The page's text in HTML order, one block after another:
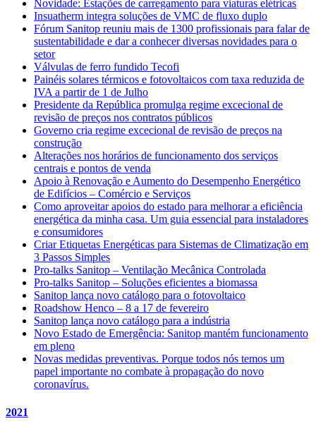
Novidade: Estações de carregamento para viaturas elétricas
Insuatherm integra soluções de VMC de fluxo duplo
Fórum Sanitop reuniu mais de 1300 profissionais para falar de
sustentabilidade e dar a conhecer diversas novidades para o
setor
Válvulas de ferro fundido Tecofi
Painéis solares térmicos e fotovoltaicos com taxa reduzida de
IVA a partir de 1 de Julho
Presidente da República promulga regime excecional de
revisão de preços nos contratos públicos
Governo cria regime excecional de revisão de preços na
construção
Alterações nos horários de funcionamento dos serviços
centrais e pontos de venda
Apoio à Renovação e Aumento do Desempenho Energético
de Edifícios – Comércio e Serviços
Como aproveitar apoios do estado para melhorar a eficiência
energética da minha casa. Um guia essencial para instaladores
e consumidores
Criar Etiquetas Energéticas para Sistemas de Climatização em
3 Passos Simples
Pro-talks Sanitop – Ventilação Mecânica Controlada
Pro-talks Sanitop – Soluções eficientes a biomassa
Sanitop lança novo catálogo para o fotovoltaico
Roadshow Henco – 8 a 17 de fevereiro
Sanitop lança novo catálogo para a indústria
Novo Estado de Emergência: Sanitop mantém funcionamento
em pleno
Novas medidas preventivas. Porque todos nós temos um
papel importante no combate à propagação do novo
coronavírus.
2021